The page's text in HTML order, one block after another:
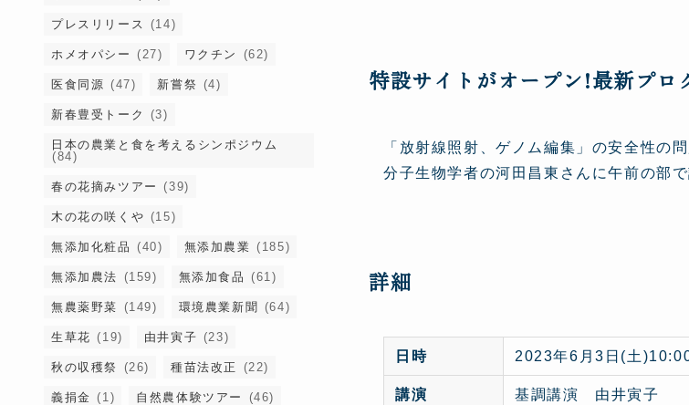
特設サイトがオープン!最新プロ
「放射線照射、ゲノム編集」の安全性の
分子生物学者の河田昌東さんに午前の部
詳細
日時 2023年6月3日(土
講演
基調講演 由井寅子
プレスリリース (14)
ホメオパシー (27) ワクチン (62)
医食同源 (47) 新嘗祭 (4)
新春豊受トーク (3)
日本の農業と食を考えるシンポジウム
(84)
春の花摘みツアー (39)
木の花の咲くや (15)
無添加化粧品 (40) 無添加農業 (185)
無添加農法 (159) 無添加食品 (61)
無農薬野菜 (149) 環境農業新聞 (64)
生草花 (19) 由井寅子 (23)
秋の収穫祭 (26) 種苗法改正 (22)
義捐金 (1) 自然農体験ツアー (46)